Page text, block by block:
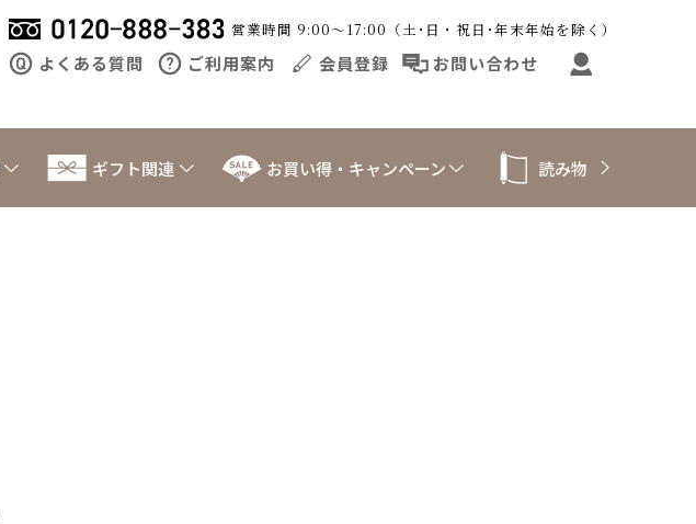
営業時間 9:00〜17:00（土･日・祝日･年末年始を除く）
よくある質問 ご利用案内 会員登録 お問い合わせ
ギフト関連 お買い得・キャンペーン 読み物